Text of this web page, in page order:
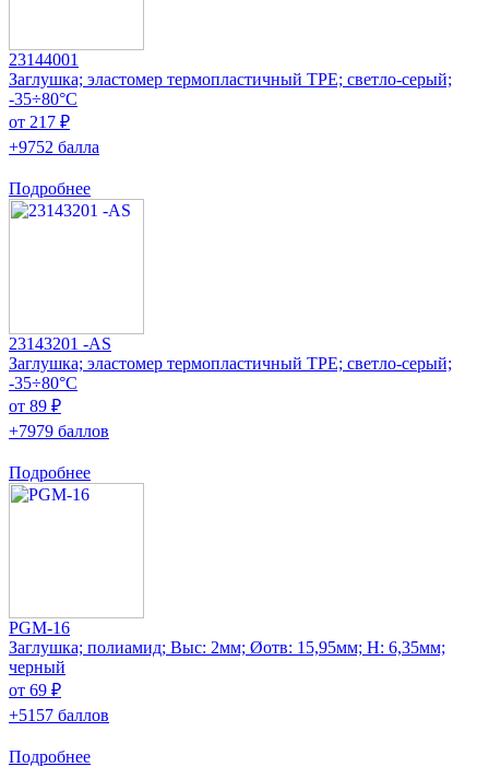
23144001
Заглушка; эластомер термопластичный TPE; светло-серый;
-35÷80°C
от 217 ₽
+9752 балла
Подробнее
23143201 -AS
Заглушка; эластомер термопластичный TPE; светло-серый;
-35÷80°C
от 89 ₽
+7979 баллов
Подробнее
PGM-16
Заглушка; полиамид; Выс: 2мм; Øотв: 15,95мм; H: 6,35мм;
черный
от 69 ₽
+5157 баллов
Подробнее